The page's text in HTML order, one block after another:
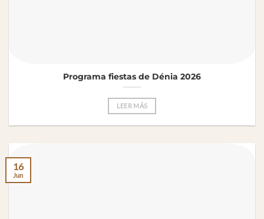
Programa fiestas de Dénia 2026
LEER MÁS
16
Jun